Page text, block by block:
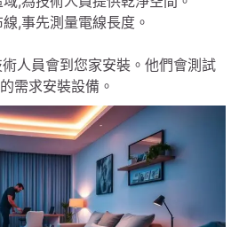
,事先測量電線長度。
人員會到您家安裝。他們會測試
需求安裝設備。